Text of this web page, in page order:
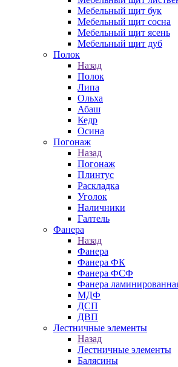
Мебельный щит бук
Мебельный щит сосна
Мебельный щит ясень
Мебельный щит дуб
Полок
Назад
Полок
Липа
Ольха
Абаш
Кедр
Осина
Погонаж
Назад
Погонаж
Плинтус
Раскладка
Уголок
Наличники
Галтель
Фанера
Назад
Фанера
Фанера ФК
Фанера ФСФ
Фанера
МДФ
ДСП
ДВП
Лестничные элементы
Назад
Лестничные элементы
Балясины